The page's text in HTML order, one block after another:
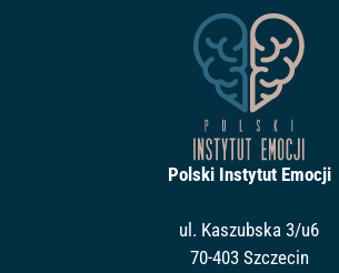
Polski Instytut Emocji
ul. Kaszubska 3/u6
70-403 Szczecin